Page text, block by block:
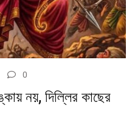
0
নয়, দিল্লির কাছের